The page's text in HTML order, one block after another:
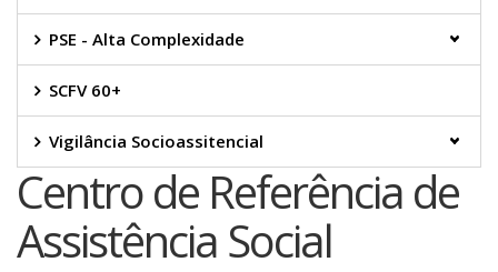
PSE - Alta Complexidade
SCFV 60+
Vigilância Socioassitencial
Centro de Referência de
Assistência Social